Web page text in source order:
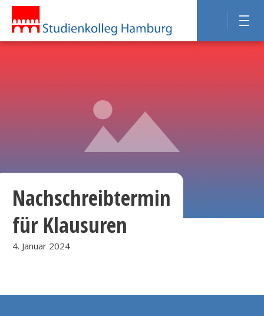
Nachschreibtermin
für Klausuren
4. Januar 2024